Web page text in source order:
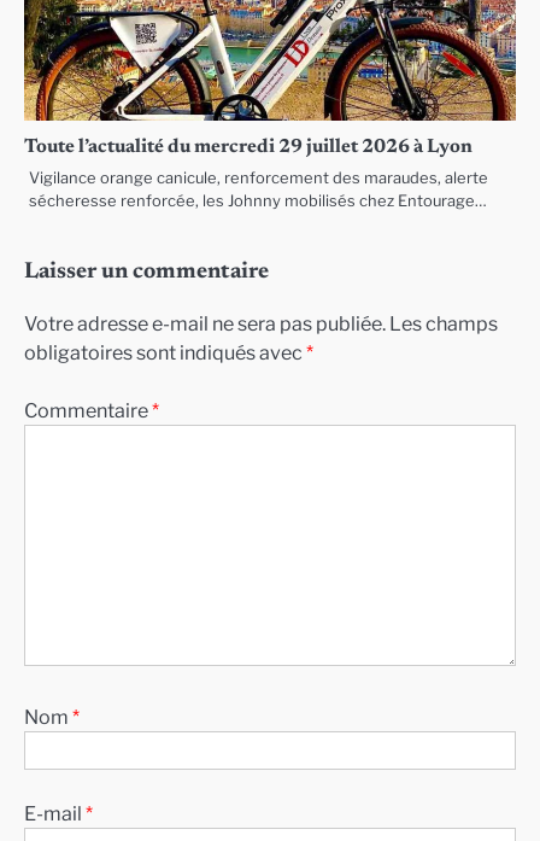
Toute l’actualité du mercredi 29 juillet 2026 à Lyon
Vigilance orange canicule, renforcement des maraudes, alerte
sécheresse renforcée, les Johnny mobilisés chez Entourage…
Laisser un commentaire
Votre adresse e-mail ne sera pas publiée. Les champs
obligatoires sont indiqués avec *
Commentaire*
Nom *
E-mail *